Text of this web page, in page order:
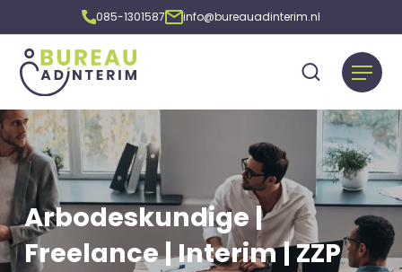
085-1301587 info@bureauadinterim.nl
Arbodeskundige |
Freelance | Interim | ZZP